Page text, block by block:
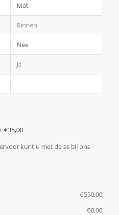
Mat
Binnen
Nee
Ja
€35,00
kunt u met de as bij ons
€‎550,00
€‎0,00